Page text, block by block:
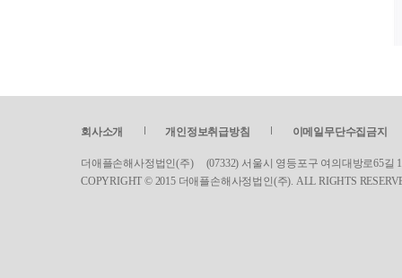
회사소개 개인정보취급방침 이메일무단수집금지
더애플손해사정법인(주) (07332) 서울시 영등포구 여의대방로65길
COPYRIGHT © 2015 더애플손해사정법인(주). ALL RIGHTS